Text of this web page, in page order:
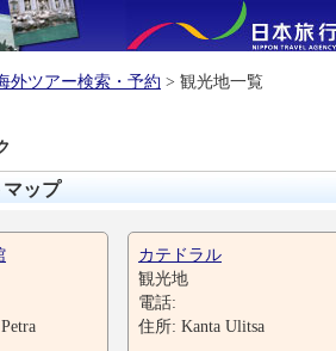
外ツアー検索・予約 > 観光地一覧
ップ
カテドラル
観光地
電話:
住所: Kanta Ulitsa